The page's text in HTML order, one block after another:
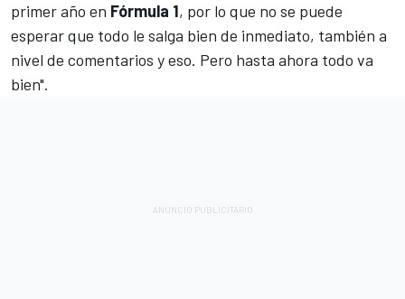
primer año en Fórmula 1, por lo que no se puede
esperar que todo le salga bien de inmediato, también a
nivel de comentarios y eso. Pero hasta ahora todo va
bien".